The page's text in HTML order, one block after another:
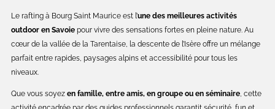
Le rafting à Bourg Saint Maurice est l’une des meilleures activités
outdoor en Savoie pour vivre des sensations fortes en pleine nature. Au
cœur de la vallée de la Tarentaise, la descente de l’Isère offre un mélange
parfait entre rapides, paysages alpins et accessibilité pour tous les
niveaux.
Que vous soyez en famille, entre amis, en groupe ou en séminaire, cette